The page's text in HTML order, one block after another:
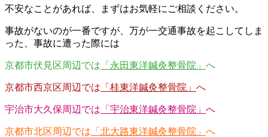
不安なことがあれば、まずはお気軽にご相談ください。
事故がないのが一番ですが、万が一交通事故を起こしてしま
った、事故に遭った際には
京都市伏見区周辺では 「永田東洋鍼灸整骨院」 へ
京都市西京区周辺では 「桂東洋鍼灸整骨院」 へ
宇治市大久保周辺では 「宇治東洋鍼灸整骨院」 へ
京都市北区周辺では 「北大路東洋鍼灸整骨院」 へ